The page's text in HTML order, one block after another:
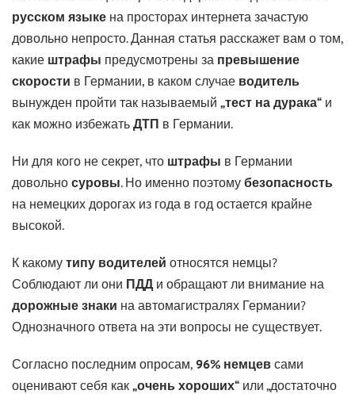
русском языке на просторах интернета зачастую
довольно непросто. Данная статья расскажет вам о том,
какие штрафы предусмотрены за превышение
скорости в Германии, в каком случае водитель
вынужден пройти так называемый „тест на дурака“ и
как можно избежать ДТП в Германии.
Ни для кого не секрет, что штрафы в Германии
довольно суровы. Но именно поэтому безопасность
на немецких дорогах из года в год остается крайне
высокой.
К какому типу водителей относятся немцы?
Соблюдают ли они ПДД и обращают ли внимание на
дорожные знаки на автомагистралях Германии?
Однозначного ответа на эти вопросы не существует.
Согласно последним опросам, 96% немцев сами
оценивают себя как „очень хороших“ или „достаточно